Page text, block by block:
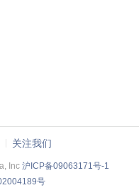
关注我们
Inc沪ICP备09063171号-1
号